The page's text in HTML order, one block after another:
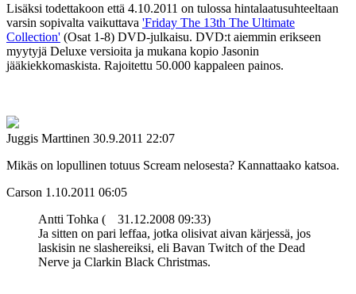
Lisäksi todettakoon että 4.10.2011 on tulossa hintalaatusuhteeltaan
varsin sopivalta vaikuttava 'Friday The 13th The Ultimate
Collection' (Osat 1-8) DVD-julkaisu. DVD:t aiemmin erikseen
myytyjä Deluxe versioita ja mukana kopio Jasonin
jääkiekkomaskista. Rajoitettu 50.000 kappaleen painos.
Juggis Marttinen 30.9.2011 22:07
Mikäs on lopullinen totuus Scream nelosesta? Kannattaako katsoa.
Carson 1.10.2011 06:05
Antti Tohka (
31.12.2008 09:33)
Ja sitten on pari leffaa, jotka olisivat aivan kärjessä, jos
laskisin ne slashereiksi, eli Bavan Twitch of the Dead
Nerve ja Clarkin Black Christmas.